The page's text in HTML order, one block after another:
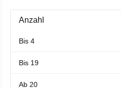
Anzahl
Bis 4
Bis 19
Ab 20